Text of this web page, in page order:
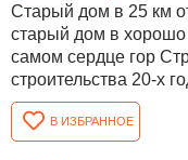
Старый дом в 25 км от
старый дом в
самом сердце гор
строительства 20-х
каменная стена на
массивные
черепицей,
В ИЗБРАННОЕ